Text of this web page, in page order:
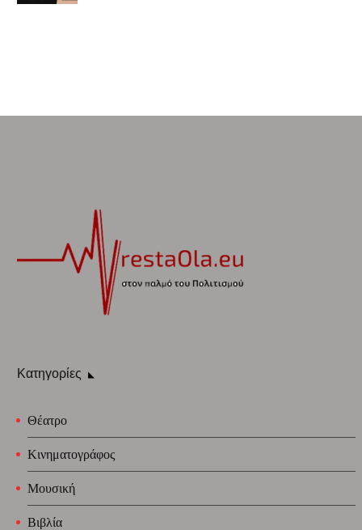
Κατηγορίες
Θέατρο
Κινηματογράφος
Μουσική
Βιβλία